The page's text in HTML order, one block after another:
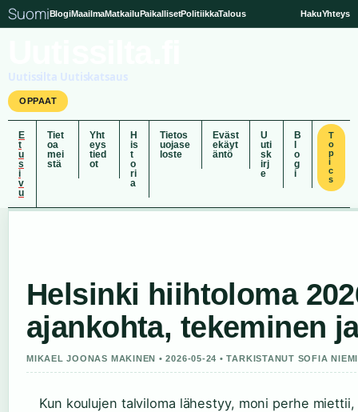
SuomiBlogiMaailmaMatkailuPaikallisetPolitiikkaTalous HakuYhteys
Uutissilta Uutiskatsaus
OPPAAT
E
t
u
s
i
v
u
Tiet
oa
mei
stä
Yht
eys
tied
ot
H
is
t
o
ri
a
Tietos
uojase
loste
Eväst
ekäyt
äntö
U
uti
sk
irj
e
B
o
g
i
T
o
p
i
c
s
Helsinki hiihtoloma
ajankohta, tekeminen
MIKAEL JOONAS MAKINEN • 2026-05-24 • TARKISTANUT SOFIA NIEMI
Kun koulujen talviloma lähestyy, moni perhe